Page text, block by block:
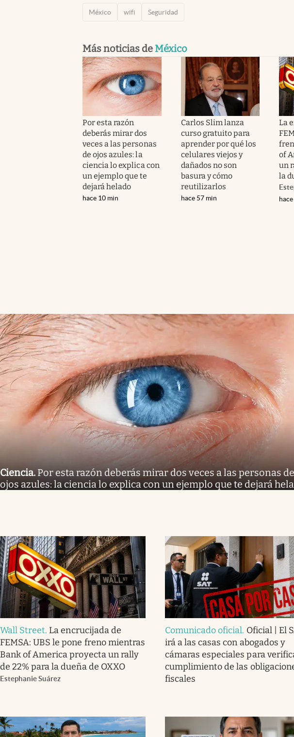
México wifi Seguridad
Más noticias de México
Por esta razón
deberás mirar dos
veces a las personas
de ojos azules: la
ciencia lo explica con
un ejemplo que te
dejará helado
hace 10 min
Carlos Slim lanza
curso gratuito para
aprender por qué los
celulares viejos y
dañados no son
basura y cómo
reutilizarlos
hace 57 min
La
of
un
la
Ciencia. Por esta razón deberás mirar dos veces a las personas de
ojos azules: la ciencia lo explica con un ejemplo que te dejará
Wall Street. La encrucijada de
FEMSA: UBS le pone freno mientras
Bank of America proyecta un rally
de 22% para la dueña de OXXO
Estephanie Suárez
Comunicado oficial. Oficial | El
irá a las casas con abogados y
cámaras especiales para
cumplimiento de las
fiscales